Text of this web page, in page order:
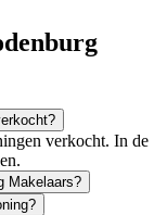
verkocht. In de
Makelaars?